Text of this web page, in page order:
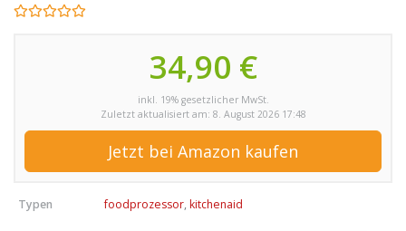
34,90 €
inkl. 19% gesetzlicher MwSt.
Zuletzt aktualisiert am: 8. August 2026 17:48
Jetzt bei Amazon kaufen
Typen foodprozessor, kitchenaid